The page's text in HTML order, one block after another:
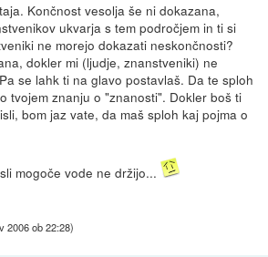
Končnost vesolja še ni dokazana,
ukvarja s tem področjem in ti si
ne morejo dokazati neskončnosti?
dokler mi (ljudje, znanstveniki) ne
se lahk ti na glavo postavlaš. Da te sploh
tvojem znanju o "znanosti". Dokler boš ti
bom jaz vate, da maš sploh kaj pojma o
mogoče vode ne držijo...
2006 ob 22:28)